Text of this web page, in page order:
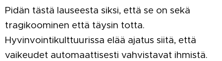
Pidän tästä lauseesta siksi, että se on sekä
tragikoominen että täysin totta.
Hyvinvointikulttuurissa elää ajatus siitä, että
vaikeudet automaattisesti vahvistavat ihmistä.